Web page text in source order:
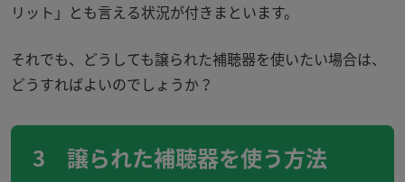
リット」とも言える状況が付きまといます。
それでも、どうしても譲られた補聴器を使いたい場合は、
どうすればよいのでしょうか？
3 譲られた補聴器を使う方法